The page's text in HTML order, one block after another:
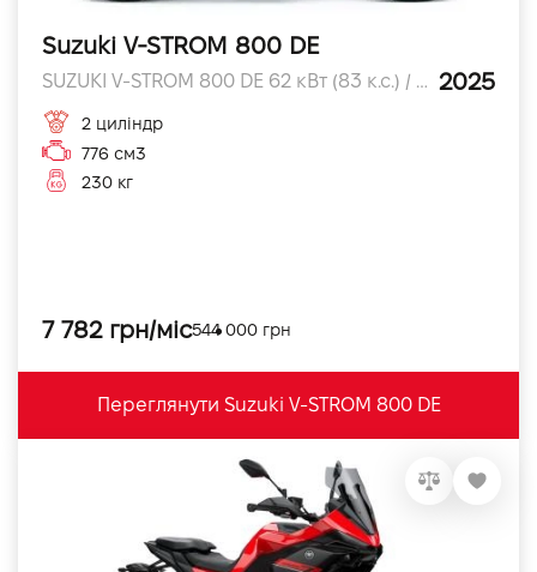
Suzuki V-STROM 800 DE
SUZUKI V-STROM 800 DE 62 кВт (83 к.с.) / 8,500 об/хв к.с. 2025
2 циліндр
776 см3
230 кг
7 782 грн/міс544 000 грн
Переглянути Suzuki V-STROM 800 DE